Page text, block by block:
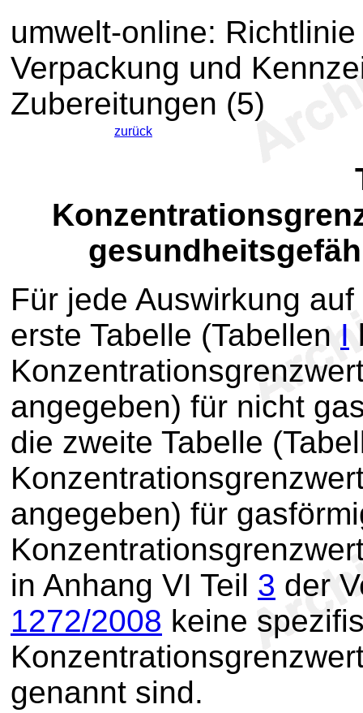
umwelt-online:
Verpackung und
Zubereitungen (5)
zurück
Für jede Auswirkung
erste Tabelle (Tabellen I
angegeben) für nicht
die zweite Tabelle
angegeben) für
in Anhang VI Teil 3 der
1272/2008 keine
genannt sind.